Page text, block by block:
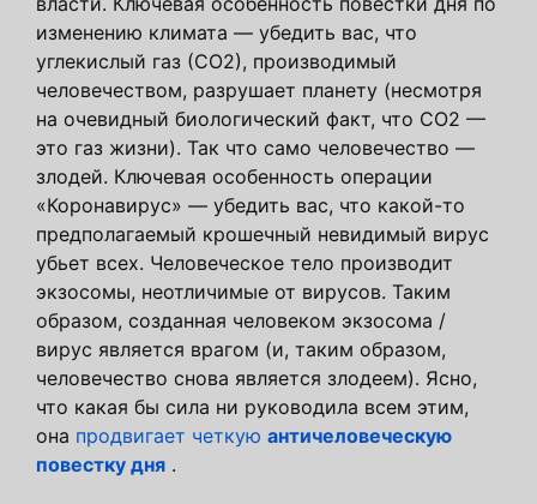
изменению климата — убедить вас, что
углекислый газ (СО2), производимый
человечеством, разрушает планету (несмотря
на очевидный биологический факт, что СО2 —
это газ жизни). Так что само человечество —
злодей. Ключевая особенность операции
«Коронавирус» — убедить вас, что какой-то
предполагаемый крошечный невидимый вирус
убьет всех. Человеческое тело производит
экзосомы, неотличимые от вирусов. Таким
образом, созданная человеком экзосома /
вирус является врагом (и, таким образом,
человечество снова является злодеем). Ясно,
что какая бы сила ни руководила всем этим,
она продвигает четкую античеловеческую
повестку дня .